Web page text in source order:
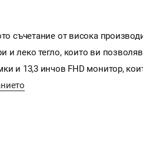
съчетание от висока
леко тегло, които ви
и 13,3 инчов FHD монитор,